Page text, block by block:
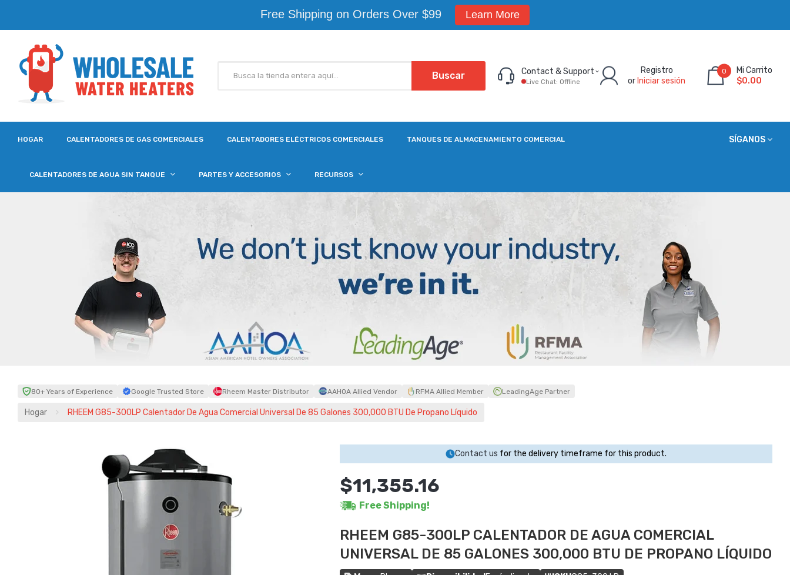
Free Shipping on Orders Over $99 Learn More
Buscar Contact & Support
Live Chat: Offline
Registro
or Iniciar sesión
0
Mi Carrito
$0.00
SÍGANOS
HOGAR CALENTADORES DE GAS COMERCIALES CALENTADORES ELÉCTRICOS COMERCIALES TANQUES DE ALMACENAMIENTO COMERCIAL
CALENTADORES DE AGUA SIN TANQUE PARTES Y ACCESORIOS RECURSOS
80+ Years of Experience Google Trusted Store Rheem Master Distributor AAHOA Allied Vendor RFMA Allied Member LeadingAge Partner
Hogar RHEEM G85-300LP Calentador De Agua Comercial Universal De 85 Galones 300,000 BTU De Propano Líquido
Contact us for the delivery timeframe for this product.
$11,355.16
Free Shipping!
RHEEM G85-300LP CALENTADOR DE AGUA COMERCIAL
UNIVERSAL DE 85 GALONES 300,000 BTU DE PROPANO LÍQUIDO